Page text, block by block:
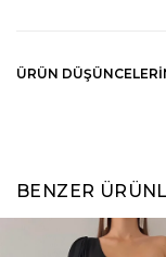
ÜRÜN
BENZER